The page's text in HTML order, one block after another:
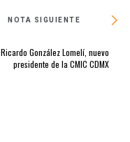
NOTA SIGUIENTE
Ricardo González Lomelí, nuevo
presidente de la CMIC CDMX